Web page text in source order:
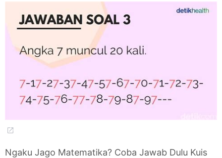
Ngaku Jago Matematika? Coba Jawab Dulu Kuis